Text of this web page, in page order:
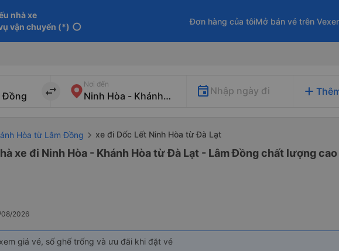
nhà xe
vận chuyển (*) info
Đơn hàng của tôiMở bán vé trên
import_export
Nơi đến
Nhập ngày đi add
Hòa từ Lâm Đồng xe đi Dốc Lết Ninh Hòa từ Đà Lạt
xe đi Ninh Hòa - Khánh Hòa từ Đà Lạt - Lâm Đồng chất lượng
08/2026
giá vé, số ghế trống và ưu đãi khi đặt vé